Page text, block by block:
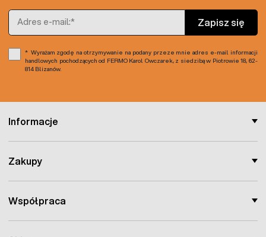
Informacje
Zakupy
Współpraca
Adres e-mail
Zapisz się
Wyrażam zgodę na otrzymywanie na podany przeze mnie adres e-mail informacji
handlowych pochodzących od FERMO Karol Owczarek, z siedzibą w Piotrowie 18, 62-
814 Blizanów.